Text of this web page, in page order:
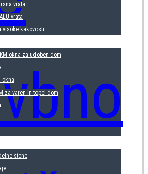
vrata
vrata
visoke kakovosti
okna za udoben dom
okna
za varen in topel dom
stene